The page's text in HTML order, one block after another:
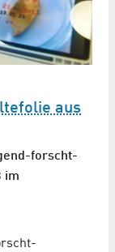
aus
forscht-
im